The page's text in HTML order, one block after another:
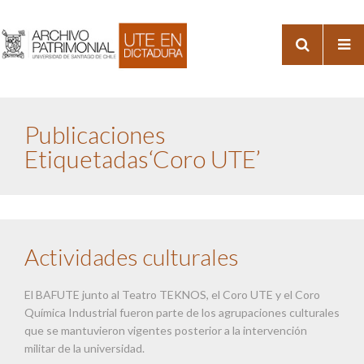
Publicaciones
Etiquetadas‘Coro UTE’
Actividades culturales
El BAFUTE junto al Teatro TEKNOS, el Coro UTE y el Coro
Química Industrial fueron parte de los agrupaciones culturales
que se mantuvieron vigentes posterior a la intervención
militar de la universidad.